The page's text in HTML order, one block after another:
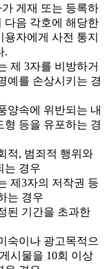
게재 또는 등록하
다음 각호에 해당한
자에게 사전 통지
.
제 3자를 비방하거
예를 손상시키는 경
양속에 위반되는 내
형 등을 유포하는 경
적, 범죄적 행위와
는 경우
제3자의 저작권 등
는 경우
된 기간을 초과한
숙이나 광고목적으
시물을 10회 이상